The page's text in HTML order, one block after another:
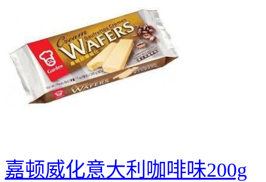
嘉顿威化意大利咖啡味200g